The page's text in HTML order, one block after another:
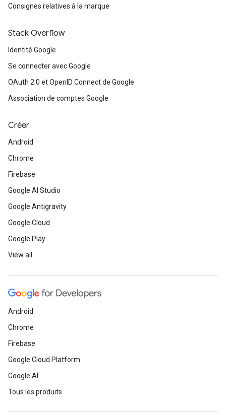
Consignes relatives à la marque
Stack Overflow
Identité Google
Se connecter avec Google
OAuth 2.0 et OpenID Connect de Google
Association de comptes Google
Créer
Android
Chrome
Firebase
Google AI Studio
Google Antigravity
Google Cloud
Google Play
View all
Android
Chrome
Firebase
Google Cloud Platform
Google AI
Tous les produits